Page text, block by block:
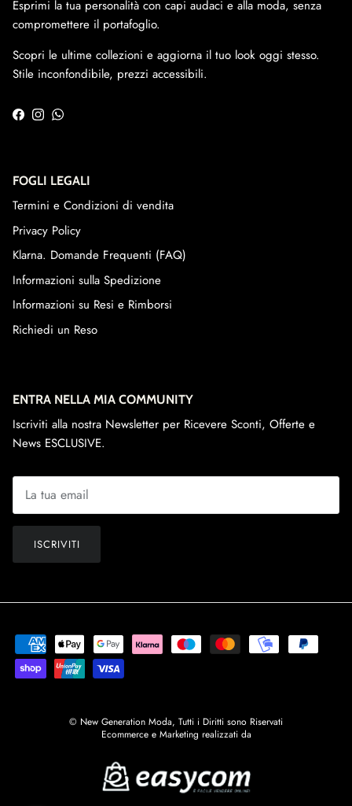
Esprimi la tua personalità con capi audaci e alla moda, senza
compromettere il portafoglio.
Scopri le ultime collezioni e aggiorna il tuo look oggi stesso.
Stile inconfondibile, prezzi accessibili.
Facebook
InstagramWhatsApp
FOGLI LEGALI
Termini e Condizioni di vendita
Privacy Policy
Klarna. Domande Frequenti (FAQ)
Informazioni sulla Spedizione
Informazioni su Resi e Rimborsi
Richiedi un Reso
ENTRA NELLA MIA COMMUNITY
Iscriviti alla nostra Newsletter per Ricevere Sconti, Offerte e
News ESCLUSIVE.
ISCRIVITI
© New Generation Moda, Tutti i Diritti sono Riservati
Ecommerce e Marketing realizzati da